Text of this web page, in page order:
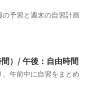
予習と週末の自習計画
）/ 午後：自由時間
午前中に自習をまとめ